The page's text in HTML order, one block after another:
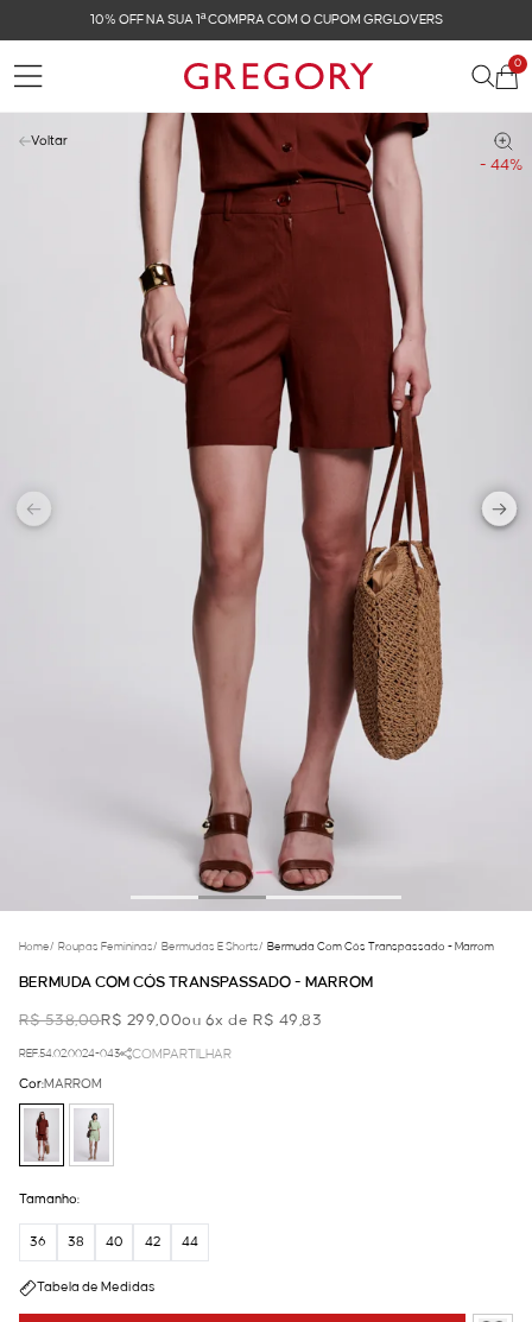
FRETE GRÁTIS NAS COMPRAS ACIMA DE R$ 899
0
- 44%
Voltar
Home/ Roupas Femininas/ Bermudas E Shorts/ Bermuda Com Cós Transpassado - Marrom
BERMUDA COM CÓS TRANSPASSADO - MARROM
R$ 538,00R$ 299,00ou 6x de R$ 49,83
REF.54.02.0024-043 COMPARTILHAR
Cor:MARROM
Tamanho:
36 38 40 42 44
Tabela de Medidas